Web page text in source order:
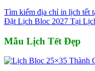
Tìm kiếm địa chỉ in lịch tết
Đặt Lịch Bloc 2027 Tại
Mẫu Lịch Tết Đẹp